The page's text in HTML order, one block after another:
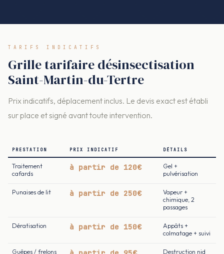
TARIFS INDICATIFS
Grille tarifaire désinsectisation
Saint-Martin-du-Tertre
Prix indicatifs, déplacement inclus. Le devis exact est établi
sur place et signé avant toute intervention.
PRESTATION PRIX INDICATIF DÉTAILS
Traitement
cafards
à partir de 120€
Gel +
pulvérisation
Punaises de lit à partir de 250€
Vapeur +
chimique, 2
passages
Dératisation à partir de 150€
Appâts +
colmatage + suivi
Guêpes / frelons Destruction nid